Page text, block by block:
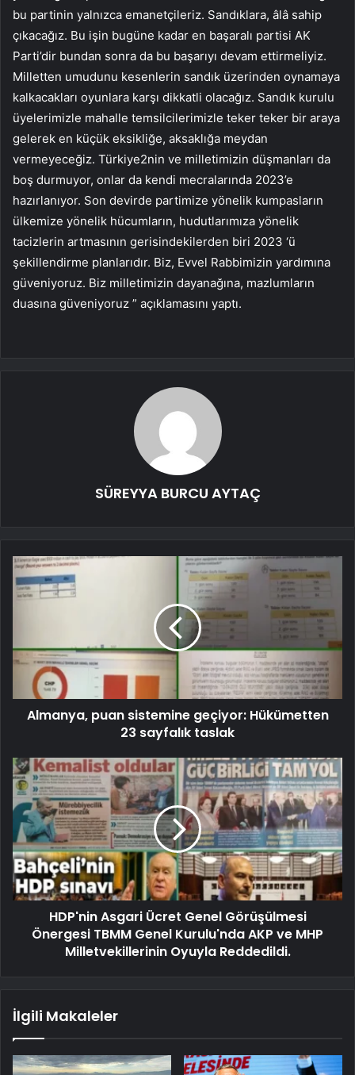
bu partinin yalnızca emanetçileriz. Sandıklara, âlâ sahip
çıkacağız. Bu işin bugüne kadar en başaralı partisi AK
Parti’dir bundan sonra da bu başarıyı devam ettirmeliyiz.
Milletten umudunu kesenlerin sandık üzerinden oynamaya
kalkacakları oyunlara karşı dikkatli olacağız. Sandık kurulu
üyelerimizle mahalle temsilcilerimizle teker teker bir araya
gelerek en küçük eksikliğe, aksaklığa meydan
vermeyeceğiz. Türkiye2nin ve milletimizin düşmanları da
boş durmuyor, onlar da kendi mecralarında 2023’e
hazırlanıyor. Son devirde partimize yönelik kumpasların
ülkemize yönelik hücumların, hudutlarımıza yönelik
tacizlerin artmasının gerisindekilerden biri 2023 ‘ü
şekillendirme planlarıdır. Biz, Evvel Rabbimizin yardımına
güveniyoruz. Biz milletimizin dayanağına, mazlumların
duasına güveniyoruz ” açıklamasını yaptı.
SÜREYYA BURCU AYTAÇ
Almanya, puan sistemine geçiyor: Hükümetten
23 sayfalık taslak
HDP'nin Asgari Ücret Genel Görüşülmesi
Önergesi TBMM Genel Kurulu'nda AKP ve MHP
Milletvekillerinin Oyuyla Reddedildi.
İlgili Makaleler